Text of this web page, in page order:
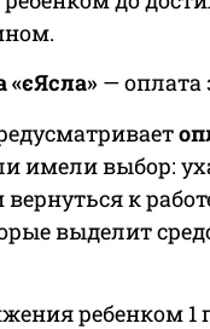
— оплата
имели выбор:
к
выделит
ребенком 1